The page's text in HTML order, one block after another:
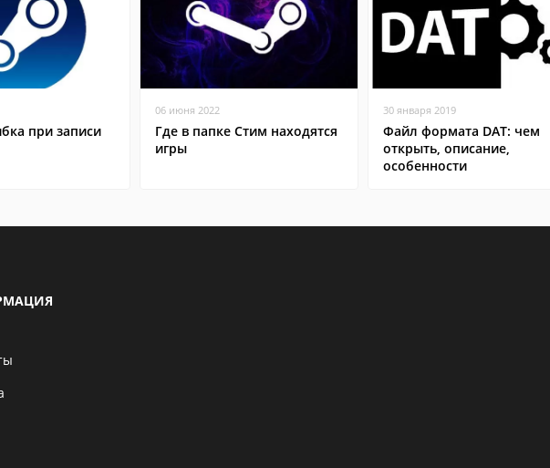
при записи
06 июня 2022
Где в папке Стим находятся
игры
30 января 2019
Файл формата DAT: чем
открыть, описание,
особенности